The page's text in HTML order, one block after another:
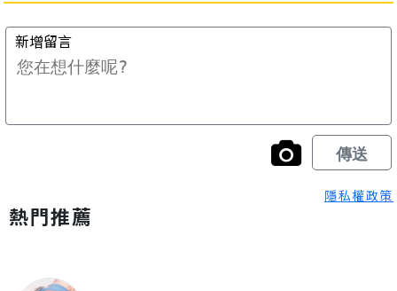
隱私權政策
熱門推薦